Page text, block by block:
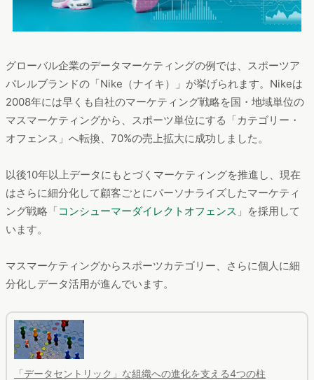
グローバル企業のデータマーケティングの例では、スポーツア
パレルブランドの「Nike（ナイキ）」が挙げられます。Nikeは
2008年には早くも自社のマーケティング戦略を国・地域単位の
マスマーケティングから、スポーツ単位にする「カテゴリー・
オフェンス」へ転換、70%の売上拡大に成功しました。
以後10年以上データにもとづくマーケティングを推進し、現在
はさらに細分化して顧客ごとにパーソナライズしたマーケティ
ング戦略「コンシューマーダイレクトオフェンス 」を採用して
います。
マスマーケティングからスポーツカテゴリー、さらに個人に細
分化しデータ活用が進んでいます。
「データセントリック」な組織への進化を支える4つの柱